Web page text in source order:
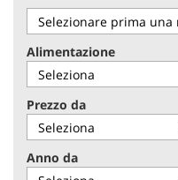
AZIENDA
DOVE SIAMO
CONTATTI
NEWS
Alimentazione
Prezzo da
Anno da
tue
preferenze
di
consenso
alle
tecnologie
di
tracciamento
che
adottiamo